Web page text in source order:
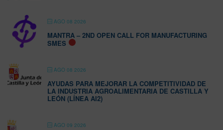
AGO 08 2026
MANTRA – 2ND OPEN CALL FOR MANUFACTURING
SMES
AGO 08 2026
AYUDAS PARA MEJORAR LA COMPETITIVIDAD DE
LA INDUSTRIA AGROALIMENTARIA DE CASTILLA Y
LEÓN (LÍNEA AI2)
AGO 09 2026